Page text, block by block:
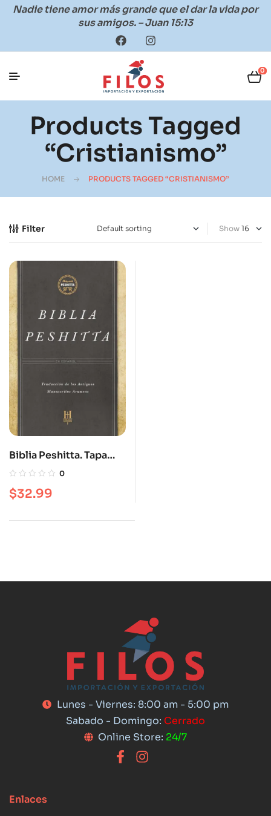
Nadie tiene amor más grande que el dar la vida por
sus amigos. – Juan 15:13
0
Products Tagged
“cristianismo”
HOME PRODUCTS TAGGED “CRISTIANISMO”
Filter Show
Biblia Peshitta. Tapa
dura
0
$32.99
Lunes - Viernes: 8:00 am - 5:00 pm
Sabado - Domingo: Cerrado
Online Store: 24/7
Enlaces